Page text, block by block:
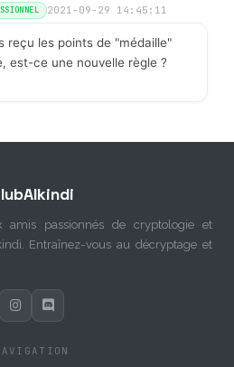
2021-09-29 14:45:11
reçu les points de "médaille"
est-ce une nouvelle règle ?
passionnés de cryptologie et
Entraînez-vous au décryptage et